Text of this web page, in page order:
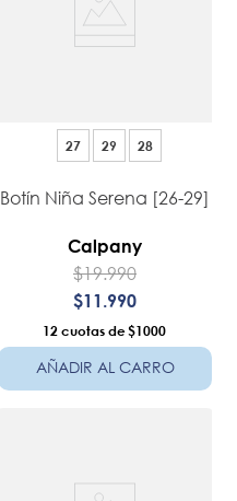
27 29 28
Botín Niña Serena [26-29]
Calpany
$19.990
$11 .990
12 $1000
AÑADIR AL CARRO